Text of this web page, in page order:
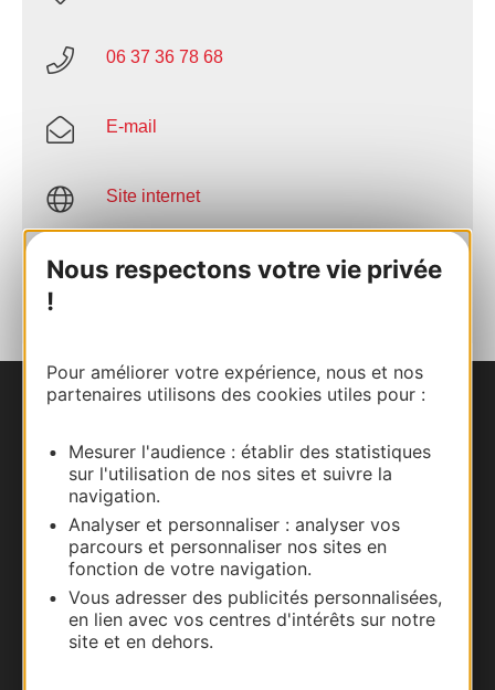
Nous respectons votre vie privée
!
Pour améliorer votre expérience, nous et nos
partenaires utilisons des cookies utiles pour :
Mesurer l'audience : établir des statistiques
sur l'utilisation de nos sites et suivre la
navigation.
Analyser et personnaliser : analyser vos
parcours et personnaliser nos sites en
fonction de votre navigation.
Vous adresser des publicités personnalisées,
en lien avec vos centres d'intérêts sur notre
site et en dehors.
06 37 36 78 68
E-mail
Site internet
AJOUTER
AU CARNET
Carte interactive
Documentation